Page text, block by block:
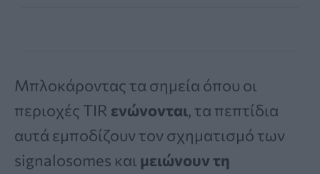
Μπλοκάροντας τα σημεία όπου οι
περιοχές TIR ενώνονται, τα πεπτίδια
αυτά εμποδίζουν τον σχηματισμό των
signalosomes και μειώνουν τη